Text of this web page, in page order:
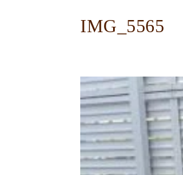
IMG_5565